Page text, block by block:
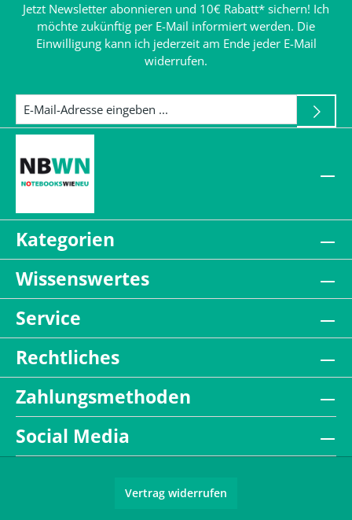
Jetzt Newsletter abonnieren und 10€ Rabatt* sichern! Ich
möchte zukünftig per E-Mail informiert werden. Die
Einwilligung kann ich jederzeit am Ende jeder E-Mail
widerrufen.
Kategorien
Wissenswertes
Service
Rechtliches
Zahlungsmethoden
Social Media
Vertrag widerrufen